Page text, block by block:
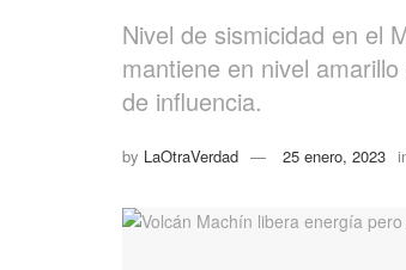
Nivel de sismicidad en el
mantiene en nivel
de influencia.
by LaOtraVerdad 25 enero, 2023